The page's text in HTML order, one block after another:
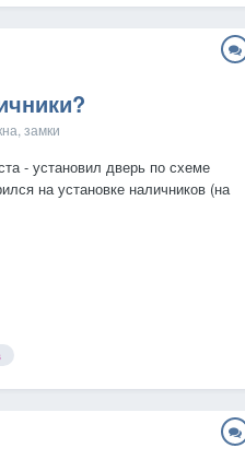
замки
- установил дверь по схеме
на установке наличников (на
1 см по всей длине не очень
варианты? Да...